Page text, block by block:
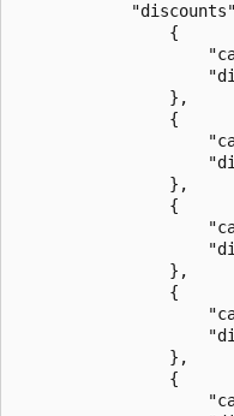
                {
                },
                {
                },
                {
                },
                {
                },
                {